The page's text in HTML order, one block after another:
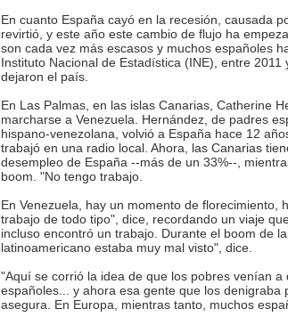
En cuanto España cayó en la recesión, causada
revirtió, y este año este cambio de flujo ha
son cada vez más escasos y muchos españoles
Instituto Nacional de Estadística (INE), entre
dejaron el país.
En Las Palmas, en las islas Canarias, Catherine
marcharse a Venezuela. Hernández, de padres
hispano-venezolana, volvió a España hace 12
trabajó en una radio local. Ahora, las Canarias
desempleo de España --más de un 33%--,
boom. "No tengo trabajo.
En Venezuela, hay un momento de florecimiento,
trabajo de todo tipo", dice, recordando un viaje
incluso encontró un trabajo. Durante el boom de
latinoamericano estaba muy mal visto", dice.
"Aquí se corrió la idea de que los pobres venían
españoles... y ahora esa gente que los denigraba
asegura. En Europa, mientras tanto, muchos